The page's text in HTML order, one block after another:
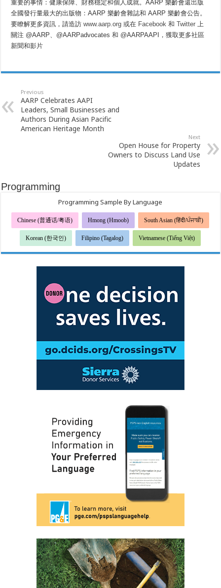
重要的事情：健康保障、財務穩定和個人成就。AARP 樂齡會還出版
全國發行量最大的出版物：AARP 樂齡會雜誌和 AARP 樂齡會公告。
要瞭解更多資訊，請造訪 www.aarp.org 或在 Facebook 和 Twitter 上
關注 @AARP、@AARPadvocates 和 @AARPAAPI，獲取更多社區
新聞和影片
Previous
AARP Celebrates AAPI
Leaders, Small Businesses and
Authors During Asian Pacific
American Heritage Month
Next
Open House for Property
Owners to Discuss Land Use
Updates
Programming
Programming Sample By Language
Chinese (普通话/粤语) Hmong (Hmoob) South Asian (हिंदी/ਪੰਜਾਬੀ)
Korean (한국인) Filipino (Tagalog) Vietnamese (Tiếng Việt)